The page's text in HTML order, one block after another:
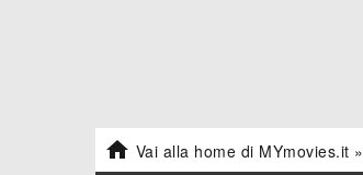
 Vai alla home di MYmovies.it »